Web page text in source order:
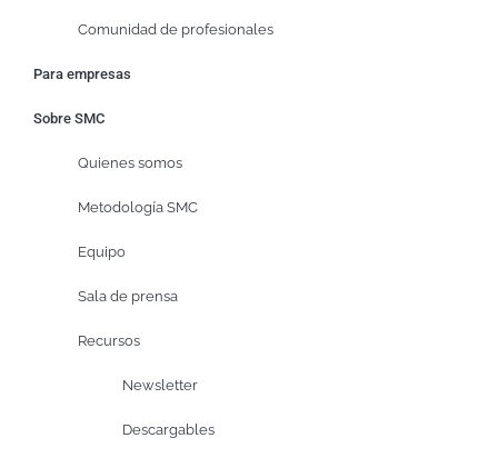
Comunidad de profesionales
Para empresas
Sobre SMC
Quienes somos
Metodología SMC
Equipo
Sala de prensa
Recursos
Newsletter
Descargables